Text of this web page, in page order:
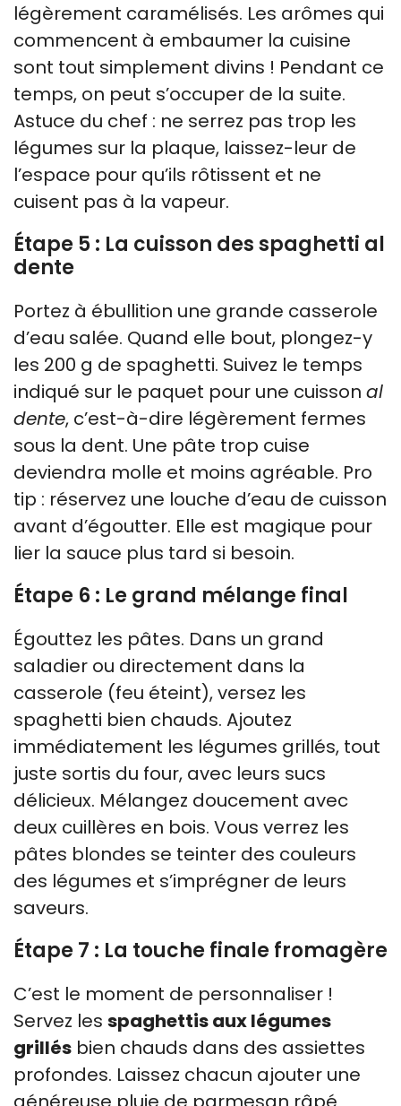
légèrement caramélisés. Les arômes qui
commencent à embaumer la cuisine
sont tout simplement divins ! Pendant ce
temps, on peut s’occuper de la suite.
Astuce du chef : ne serrez pas trop les
légumes sur la plaque, laissez-leur de
l’espace pour qu’ils rôtissent et ne
cuisent pas à la vapeur.
Étape 5 : La cuisson des spaghetti al
dente
Portez à ébullition une grande casserole
d’eau salée. Quand elle bout, plongez-y
les 200 g de spaghetti. Suivez le temps
indiqué sur le paquet pour une cuisson al
dente, c’est-à-dire légèrement fermes
sous la dent. Une pâte trop cuise
deviendra molle et moins agréable. Pro
tip : réservez une louche d’eau de cuisson
avant d’égoutter. Elle est magique pour
lier la sauce plus tard si besoin.
Étape 6 : Le grand mélange final
Égouttez les pâtes. Dans un grand
saladier ou directement dans la
casserole (feu éteint), versez les
spaghetti bien chauds. Ajoutez
immédiatement les légumes grillés, tout
juste sortis du four, avec leurs sucs
délicieux. Mélangez doucement avec
deux cuillères en bois. Vous verrez les
pâtes blondes se teinter des couleurs
des légumes et s’imprégner de leurs
saveurs.
Étape 7 : La touche finale fromagère
C’est le moment de personnaliser !
Servez les spaghettis aux légumes
grillés bien chauds dans des assiettes
profondes. Laissez chacun ajouter une